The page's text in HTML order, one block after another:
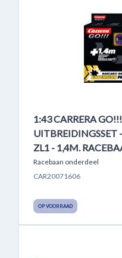
1:43 CARRERA
UITBREIDINGSSET
ZL1 - 1,4M.
Racebaan onderdeel
CAR20071606
OP VOORRAAD